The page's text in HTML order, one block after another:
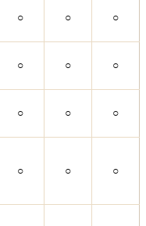
○ ○ ○
○ ○ ○
○ ○ ○
○ ○ ○